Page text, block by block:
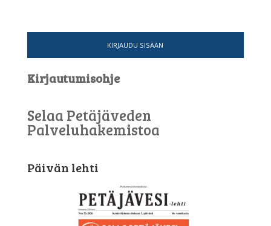
KIRJAUDU SISÄÄN
Kirjautumisohje
Selaa Petäjäveden
Palveluhakemistoa
Päivän lehti